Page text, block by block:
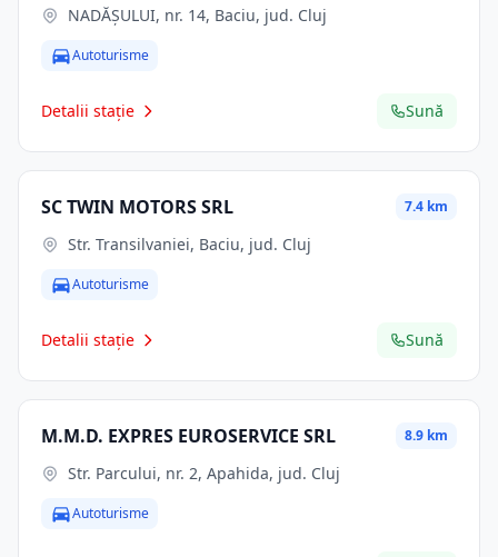
NADĂȘULUI, nr. 14, Baciu, jud. Cluj
Autoturisme
Detalii stație Sună
SC TWIN MOTORS SRL 7.4 km
Str. Transilvaniei, Baciu, jud. Cluj
Autoturisme
Detalii stație Sună
M.M.D. EXPRES EUROSERVICE SRL 8.9 km
Str. Parcului, nr. 2, Apahida, jud. Cluj
Autoturisme